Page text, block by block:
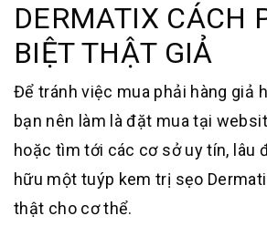
DERMATIX CÁCH
BIỆT THẬT GIẢ
Để tránh việc mua phải hàng giả
bạn nên làm là đặt mua tại
hoặc tìm tới các cơ sở uy tín, lâu
hữu một tuýp kem trị sẹo
thật cho cơ thể.